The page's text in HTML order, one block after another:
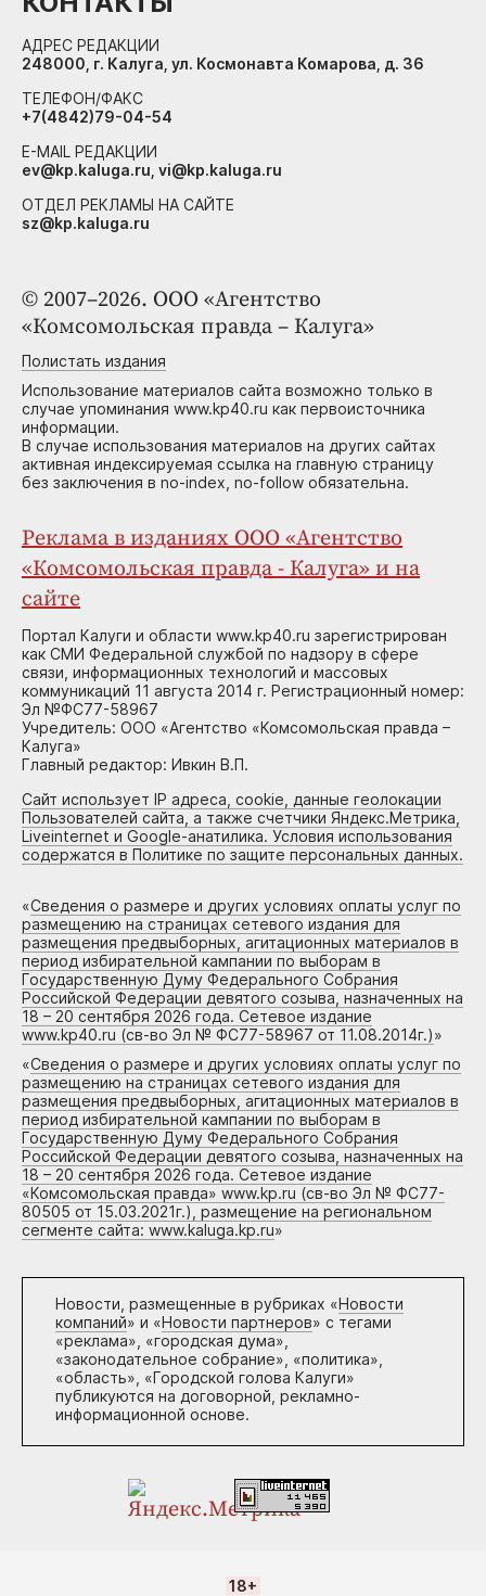
© 2007–2026. ООО «Агентство
«Комсомольская правда – Калуга»
Полистать издания
Использование материалов сайта возможно только в
случае упоминания www.kp40.ru как первоисточника
информации.
В случае использования материалов на других сайтах
активная индексируемая ссылка на главную страницу
без заключения в no-index, no-follow обязательна.
Реклама в изданиях ООО «Агентство
«Комсомольская правда - Калуга» и на
сайте
Портал Калуги и области www.kp40.ru зарегистрирован
как СМИ Федеральной службой по надзору в сфере
связи, информационных технологий и массовых
коммуникаций 11 августа 2014 г. Регистрационный номер:
Эл №ФС77-58967
Учредитель: ООО «Агентство «Комсомольская правда –
Калуга»
Главный редактор: Ивкин В.П.
Сайт использует IP адреса, cookie, данные геолокации
Пользователей сайта, а также счетчики Яндекс.Метрика,
Liveinternet и Google-анатилика. Условия использования
содержатся в Политике по защите персональных данных.
«Сведения о размере и других условиях оплаты услуг по
размещению на страницах сетевого издания для
размещения предвыборных, агитационных материалов в
период избирательной кампании по выборам в
Государственную Думу Федерального Собрания
Российской Федерации девятого созыва, назначенных на
18 – 20 сентября 2026 года. Сетевое издание
www.kp40.ru (св-во Эл № ФС77-58967 от 11.08.2014г.)»
«Сведения о размере и других условиях оплаты услуг по
размещению на страницах сетевого издания для
размещения предвыборных, агитационных материалов в
период избирательной кампании по выборам в
Государственную Думу Федерального Собрания
Российской Федерации девятого созыва, назначенных на
18 – 20 сентября 2026 года. Сетевое издание
«Комсомольская правда» www.kp.ru (св-во Эл № ФС77-
80505 от 15.03.2021г.), размещение на региональном
сегменте сайта: www.kaluga.kp.ru»
Новости, размещенные в рубриках «Новости
компаний» и «Новости партнеров» с тегами
«реклама», «городская дума»,
«законодательное собрание», «политика»,
«область», «Городской голова Калуги»
публикуются на договорной, рекламно-
информационной основе.
АДРЕС РЕДАКЦИИ
248000, г. Калуга, ул. Космонавта Комарова, д. 36
ТЕЛЕФОН/ФАКС
+7(4842)79-04-54
E-MAIL РЕДАКЦИИ
ev@kp.kaluga.ru, vi@kp.kaluga.ru
ОТДЕЛ РЕКЛАМЫ НА САЙТЕ
sz@kp.kaluga.ru
18+